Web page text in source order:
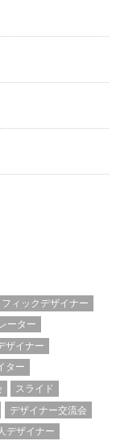
ィックデザイナー
ーター
ザイナー
ター
スライド
デザイナー交流会
デザイナー